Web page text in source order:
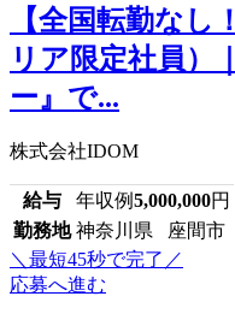
【全国転勤なし
リア限定社員）
ー』で...
株式会社IDOM
給与 年収例5,000,000円
勤務地 神奈川県 座間市
＼最短45秒で完了／
応募へ進む